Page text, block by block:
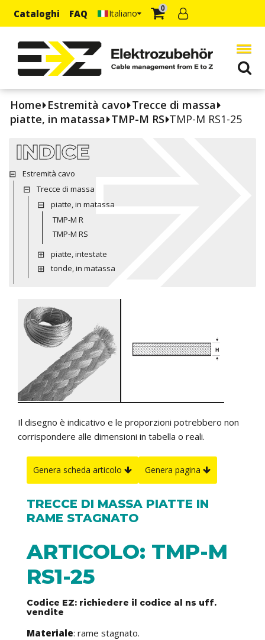
Cataloghi FAQ Italiano 0
Home Estremità cavo Trecce di massa
piatte, in matassa TMP-M RS TMP-M RS1-25
INDICE
Estremità cavo
Trecce di massa
piatte, in matassa
TMP-M R
TMP-M RS
piatte, intestate
tonde, in matassa
Il disegno è indicativo e le proporzioni potrebbero non
corrispondere alle dimensioni in tabella o reali.
Genera scheda articolo Genera pagina
TRECCE DI MASSA PIATTE IN
RAME STAGNATO
ARTICOLO: TMP-M
RS1-25
Codice EZ: richiedere il codice al ns uff.
vendite
Materiale: rame stagnato.